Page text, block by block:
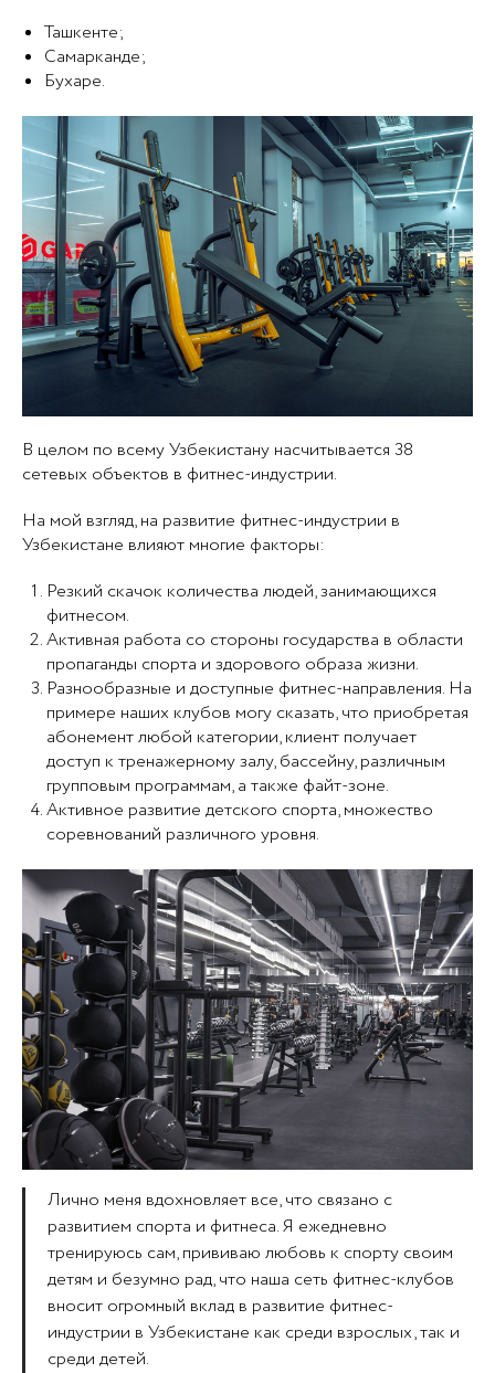
Ташкенте;
Самарканде;
Бухаре.
В целом по всему Узбекистану насчитывается 38
сетевых объектов в фитнес-индустрии.
На мой взгляд, на развитие фитнес-индустрии в
Узбекистане влияют многие факторы:
Резкий скачок количества людей, занимающихся
фитнесом.
Активная работа со стороны государства в области
пропаганды спорта и здорового образа жизни.
Разнообразные и доступные фитнес-направления. На
примере наших клубов могу сказать, что приобретая
абонемент любой категории, клиент получает
доступ к тренажерному залу, бассейну, различным
групповым программам, а также файт-зоне.
Активное развитие детского спорта, множество
соревнований различного уровня.
Лично меня вдохновляет все, что связано с
развитием спорта и фитнеса. Я ежедневно
тренируюсь сам, прививаю любовь к спорту своим
детям и безумно рад, что наша сеть фитнес-клубов
вносит огромный вклад в развитие фитнес-
индустрии в Узбекистане как среди взрослых, так и
среди детей.